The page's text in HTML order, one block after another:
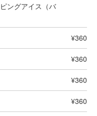
ングアイス（バ
¥360
¥360
¥360
¥360